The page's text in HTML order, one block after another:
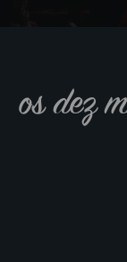
os dez